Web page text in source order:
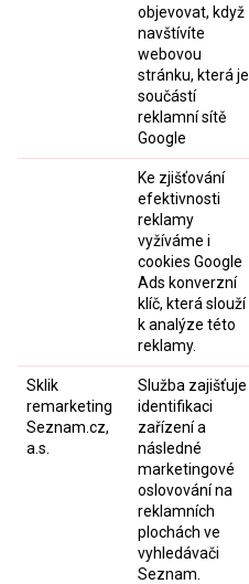
objevovat, když
navštívíte
webovou
stránku, která je
součástí
reklamní sítě
Google
Ke zjišťování
efektivnosti
reklamy
vyžíváme i
cookies Google
Ads konverzní
klíč, která slouží
k analýze této
reklamy.
Sklik
remarketing
Seznam.cz,
a.s.
Služba zajišťuje
identifikaci
zařízení a
následné
marketingové
oslovování na
reklamních
plochách ve
vyhledávači
Seznam.